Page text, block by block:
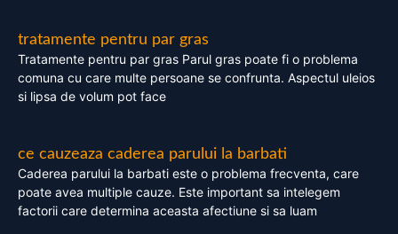
tratamente pentru par gras
Tratamente pentru par gras Parul gras poate fi o problema
comuna cu care multe persoane se confrunta. Aspectul uleios
si lipsa de volum pot face
ce cauzeaza caderea parului la barbati
Caderea parului la barbati este o problema frecventa, care
poate avea multiple cauze. Este important sa intelegem
factorii care determina aceasta afectiune si sa luam